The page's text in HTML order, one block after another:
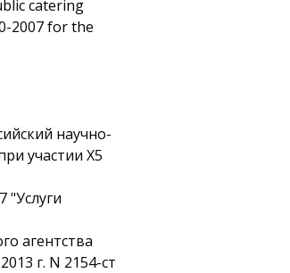
catering
2007 for the
научно-
участии Х5
"Услуги
агентства
г. N 2154-ст